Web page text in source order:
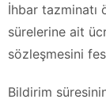
İhbar tazminatı
sürelerine ait
sözleşmesini
Bildirim